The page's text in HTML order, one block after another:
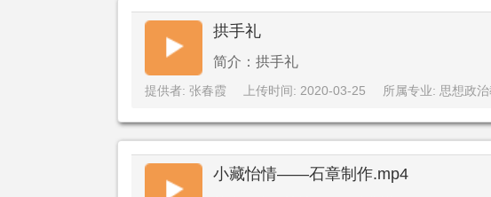
拱手礼
简介：拱手礼
提供者: 张春霞 上传时间: 2020-03-25 所属专业: 思想政
小藏怡情——石章制作.mp4